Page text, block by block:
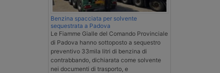
Benzina spacciata per solvente
sequestrata a Padova
Le Fiamme Gialle del Comando Provinciale
di Padova hanno sottoposto a sequestro
preventivo 33mila litri di benzina di
contrabbando, dichiarata come solvente
nei documenti di trasporto, e